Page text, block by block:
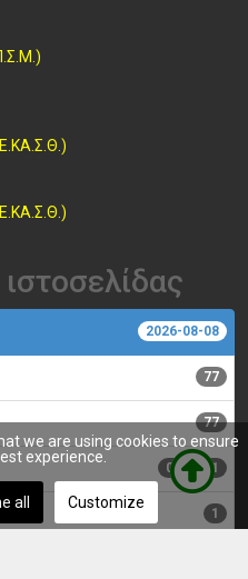
2026-08-08
77
77
00:00:01
1
we are using cookies to ensure
experience.
all Customize